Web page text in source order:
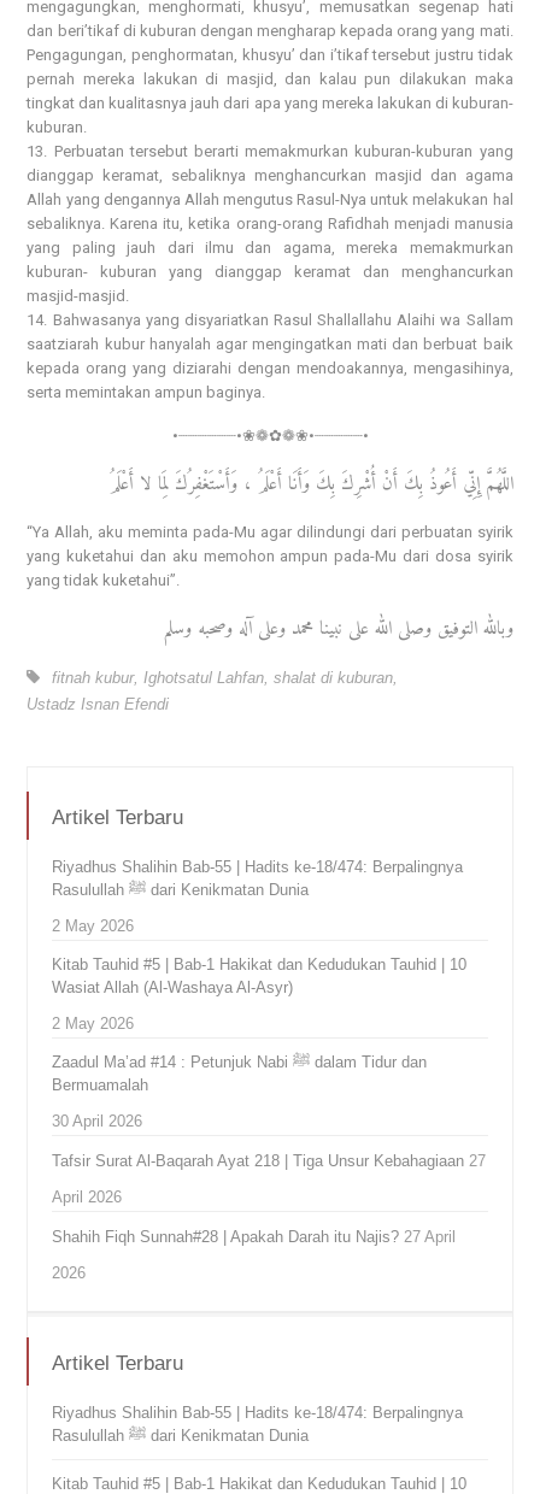
mengagungkan, menghormati, khusyu’, memusatkan segenap hati
dan beri’tikaf di kuburan dengan mengharap kepada orang yang mati.
Pengagungan, penghormatan, khusyu’ dan i’tikaf tersebut justru tidak
pernah mereka lakukan di masjid, dan kalau pun dilakukan maka
tingkat dan kualitasnya jauh dari apa yang mereka lakukan di kuburan-
kuburan.
13. Perbuatan tersebut berarti memakmurkan kuburan-kuburan yang
dianggap keramat, sebaliknya menghancurkan masjid dan agama
Allah yang dengannya Allah mengutus Rasul-Nya untuk melakukan hal
sebaliknya. Karena itu, ketika orang-orang Rafidhah menjadi manusia
yang paling jauh dari ilmu dan agama, mereka memakmurkan
kuburan- kuburan yang dianggap keramat dan menghancurkan
masjid-masjid.
14. Bahwasanya yang disyariatkan Rasul Shallallahu Alaihi wa Sallam
saatziarah kubur hanyalah agar mengingatkan mati dan berbuat baik
kepada orang yang diziarahi dengan mendoakannya, mengasihinya,
serta memintakan ampun baginya.
•┈┈┈┈┈┈•❀❁✿❁❀•┈┈┈┈┈•
اللَّهُمَّ إِنِّي أَعُوذُ بِكَ أَنْ أُشْرِكَ بِكَ وَأَنَا أَعْلَمُ ، وَأَسْتَغْفِرُكَ لِمَا لا أَعْلَمُ
“Ya Allah, aku meminta pada-Mu agar dilindungi dari perbuatan syirik
yang kuketahui dan aku memohon ampun pada-Mu dari dosa syirik
yang tidak kuketahui”.
وبالله التوفيق وصلى الله على نبينا محمد وعلى آله وصحبه وسلم
fitnah kubur, Ighotsatul Lahfan ,shalat di kuburan
Ustadz Isnan Efendi
Artikel Terbaru
Riyadhus Shalihin Bab-55 | Hadits ke-18/474: Berpalingnya
Rasulullah ﷺ dari Kenikmatan Dunia
2 May 2026
Kitab Tauhid #5 | Bab-1 Hakikat dan Kedudukan Tauhid | 10
Wasiat Allah (Al-Washaya Al-Asyr)
2 May 2026
Zaadul Ma’ad #14 : Petunjuk Nabi ﷺ dalam Tidur dan
Bermuamalah
30 April 2026
Tafsir Surat Al-Baqarah Ayat 218 | Tiga Unsur Kebahagiaan 27
April 2026
Shahih Fiqh Sunnah#28 | Apakah Darah itu Najis? 27 April
2026
Artikel Terbaru
Riyadhus Shalihin Bab-55 | Hadits ke-18/474: Berpalingnya
Rasulullah ﷺ dari Kenikmatan Dunia
Kitab Tauhid #5 | Bab-1 Hakikat dan Kedudukan Tauhid | 10